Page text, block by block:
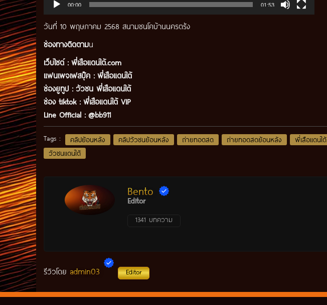
00:00 01:53
วันที่ 10 พฤษภาคม 2568 สนามชนโคบ้านนครตรัง
ช่องทางติดตามน
เว็บไซต์ : พี่เสือแดนใต้.com
แฟนเพจเฟสบุ๊ค : พี่เสือแดนใต้
ช่องยูทูป : วัวชน พี่เสือแดนใต้
ช่อง tiktok : พี่เสือแดนใต้ VIP
Line Official : @bb911
Tags : คลิปย้อนหลัง คลิปวัวชนย้อนหลัง ถ่ายทอดสด ถ่ายทอดสดย้อนหลัง พี่เสือแดนใต้
วัวชนแดนใต้
Bento
Editor
1341 บทความ
รีวิวโดย admin03 Editor